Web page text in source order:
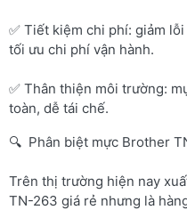
✅ Tiết kiệm chi phí: giảm
tối ưu chi phí vận hành.
✅ Thân thiện môi trường:
toàn, dễ tái chế.
🔍 Phân biệt mực Brother
Trên thị trường hiện nay
TN-263 giá rẻ nhưng là